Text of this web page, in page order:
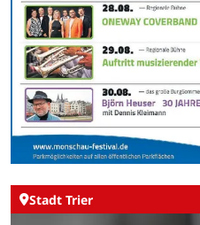
Stadt Trier